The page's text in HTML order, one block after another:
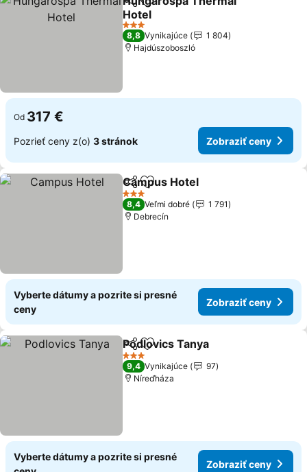
ZdieľaťPridať do obľúbených
Hotel
3 Počet hviezdičiek
8,8 Vynikajúce
1 804
Hajdúszoboszló
Od 317 €
Pozrieť ceny z(o) 3 stránok Zobraziť ceny
ZdieľaťPridať do obľúbených
Campus Hotel
3 Počet hviezdičiek
8,4 Veľmi dobré
1 791
Debrecín
Vyberte dátumy a pozrite si presné
ceny
Zobraziť ceny
ZdieľaťPridať do obľúbených
Podlovics Tanya
3 Počet hviezdičiek
9,4 Vynikajúce
97
Níreďháza
Vyberte dátumy a pozrite si presné
Zobraziť ceny